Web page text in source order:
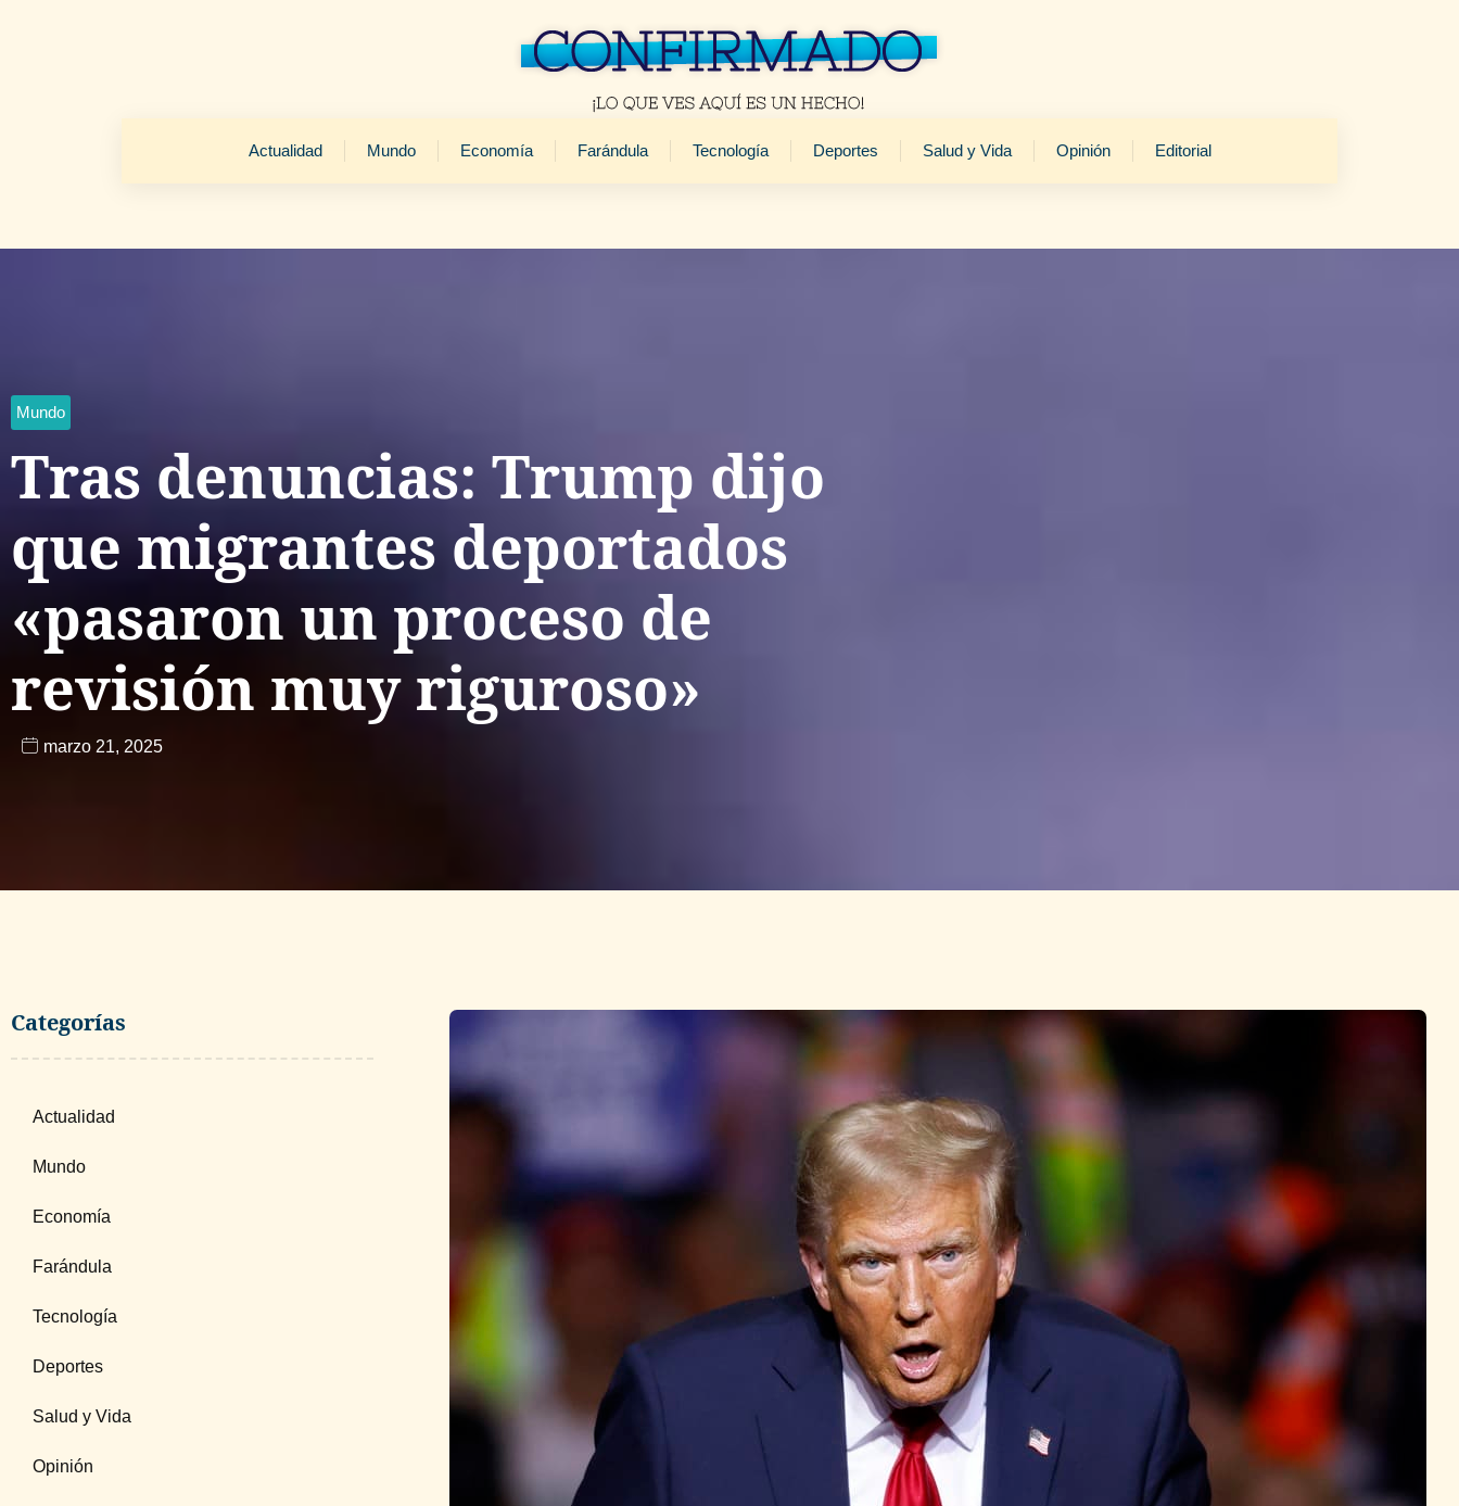
Actualidad Mundo Economía Farándula Tecnología Deportes Salud y Vida Opinión Editorial
Mundo
Tras denuncias: Trump dijo
que migrantes deportados
«pasaron un proceso de
revisión muy riguroso»
marzo 21, 2025
Categorías
Actualidad
Mundo
Economía
Farándula
Tecnología
Deportes
Salud y Vida
Opinión